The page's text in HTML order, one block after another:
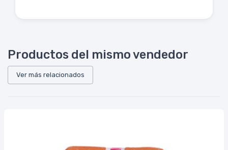
Productos del mismo vendedor
Ver más relacionados